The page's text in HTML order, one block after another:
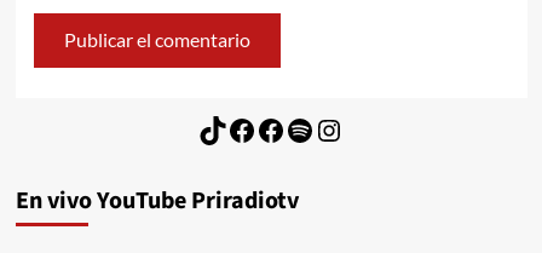
TikTok
Facebook
Facebook
Spotify
Instagram
En vivo YouTube Priradiotv